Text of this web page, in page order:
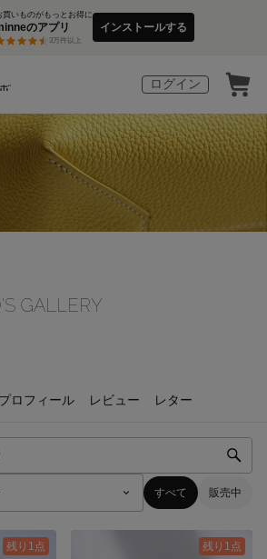
買いものがもっとお得に
のアプリ
3万件以上
インストールする
ログイン
GALLERY
プロフィール レビュー レター
すべて 販売中
残り1点 残り1点